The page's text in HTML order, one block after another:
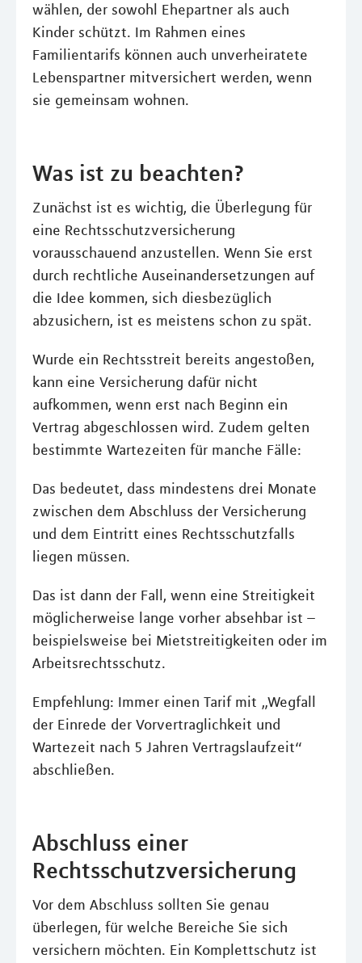
wählen, der sowohl Ehepartner als auch
Kinder schützt. Im Rahmen eines
Familientarifs können auch unverheiratete
Lebenspartner mitversichert werden, wenn
sie gemeinsam wohnen.
Was ist zu beachten?
Zunächst ist es wichtig, die Überlegung für
eine Rechtsschutzversicherung
vorausschauend anzustellen. Wenn Sie erst
durch rechtliche Auseinandersetzungen auf
die Idee kommen, sich diesbezüglich
abzusichern, ist es meistens schon zu spät.
Wurde ein Rechtsstreit bereits angestoßen,
kann eine Versicherung dafür nicht
aufkommen, wenn erst nach Beginn ein
Vertrag abgeschlossen wird. Zudem gelten
bestimmte Wartezeiten für manche Fälle:
Das bedeutet, dass mindestens drei Monate
zwischen dem Abschluss der Versicherung
und dem Eintritt eines Rechtsschutzfalls
liegen müssen.
Das ist dann der Fall, wenn eine Streitigkeit
möglicherweise lange vorher absehbar ist –
beispielsweise bei Mietstreitigkeiten oder im
Arbeitsrechtsschutz.
Empfehlung: Immer einen Tarif mit „Wegfall
der Einrede der Vorvertraglichkeit und
Wartezeit nach 5 Jahren Vertragslaufzeit“
abschließen.
Abschluss einer
Rechtsschutzversicherung
Vor dem Abschluss sollten Sie genau
überlegen, für welche Bereiche Sie sich
versichern möchten. Ein Komplettschutz ist